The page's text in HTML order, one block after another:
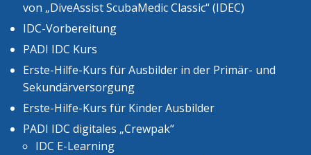
von „DiveAssist ScubaMedic Classic“ (IDEC)
IDC-Vorbereitung
PADI IDC Kurs
Erste-Hilfe-Kurs für Ausbilder in der Primär- und
Sekundärversorgung
Erste-Hilfe-Kurs für Kinder Ausbilder
PADI IDC digitales „Crewpak“
IDC E-Learning